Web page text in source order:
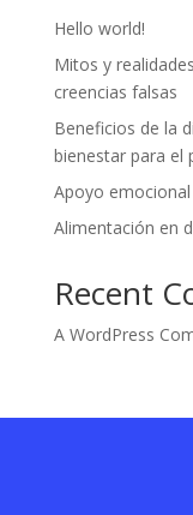
Hello world!
Mitos y
creencias falsas
Beneficios de la
bienestar para el
Apoyo emocional
Alimentación en
Recent
A WordPress